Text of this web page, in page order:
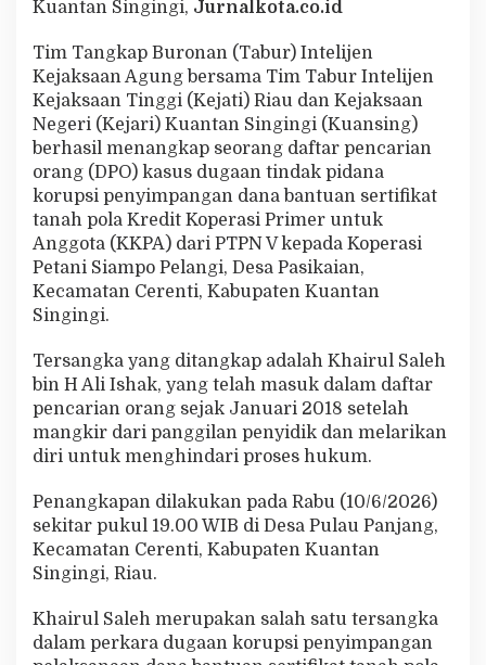
t
T
a
n
a
h
K
K
P
A
d
i
K
s
i
n
g
D
a
n
g
Kuantan Singingi, Jurnalkota.co.id
Tim Tangkap Buronan (Tabur) Intelijen
Kejaksaan Agung bersama Tim Tabur Intelijen
Kejaksaan Tinggi (Kejati) Riau dan Kejaksaan
Negeri (Kejari) Kuantan Singingi (Kuansing)
berhasil menangkap seorang daftar pencarian
orang (DPO) kasus dugaan tindak pidana
korupsi penyimpangan dana bantuan sertifikat
tanah pola Kredit Koperasi Primer untuk
Anggota (KKPA) dari PTPN V kepada Koperasi
Petani Siampo Pelangi, Desa Pasikaian,
Kecamatan Cerenti, Kabupaten Kuantan
Singingi.
Tersangka yang ditangkap adalah Khairul Saleh
bin H Ali Ishak, yang telah masuk dalam daftar
pencarian orang sejak Januari 2018 setelah
mangkir dari panggilan penyidik dan melarikan
diri untuk menghindari proses hukum.
Penangkapan dilakukan pada Rabu (10/6/2026)
sekitar pukul 19.00 WIB di Desa Pulau Panjang,
Kecamatan Cerenti, Kabupaten Kuantan
Singingi, Riau.
Khairul Saleh merupakan salah satu tersangka
dalam perkara dugaan korupsi penyimpangan